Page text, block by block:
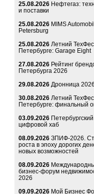
25.08.2026 Нефтегаз:
и поставки
25.08.2026 MIMS
Petersburg
25.08.2026 Летний
Петербурге: Garage Eight
27.08.2026 Рейтинг
Петербурга 2026
29.08.2026 Дронница 2026
30.08.2026 Летний
Петербурге: финальный
03.09.2026 Петербургский
цифровой хаб
08.09.2026 ЗПИФ-2026.
роста в эпоху дорогих
новых возможностей
08.09.2026
бизнес-форум
2026
09.09.2026 Мой Бизнес